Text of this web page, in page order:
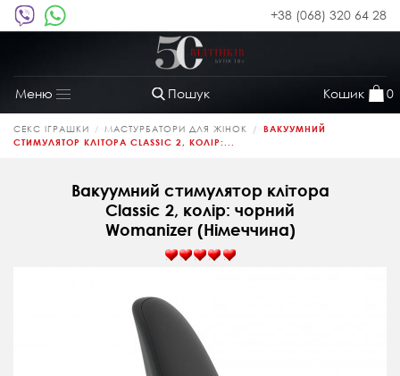
+38 (068) 320 64 28
Пошук Кошик 0
Меню
Toggle
navigation
СЕКС ІГРАШКИ МАСТУРБАТОРИ ДЛЯ ЖІНОК
ВАКУУМНИЙ
СТИМУЛЯТОР КЛІТОРА CLASSIC 2, КОЛІР:...
Вакуумний стимулятор клітора
Classic 2, колір: чорний
Womanizer (Німеччина)